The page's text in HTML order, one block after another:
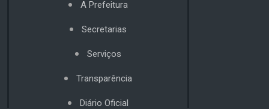
A Prefeitura
Secretarias
Serviços
Transparência
Diário Oficial